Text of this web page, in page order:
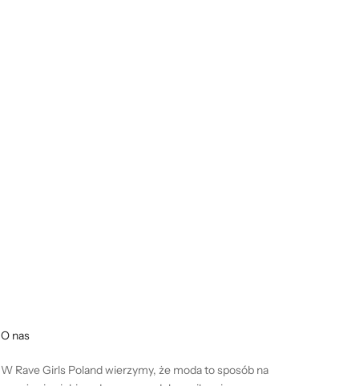
O nas
W Rave Girls Poland wierzymy, że moda to sposób na